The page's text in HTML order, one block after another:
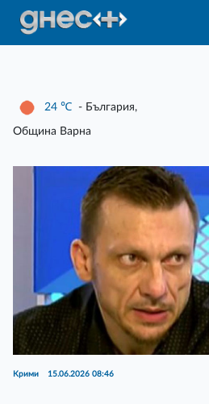
24 ℃ - България,
Община Варна
Крими 15.06.2026 08:46